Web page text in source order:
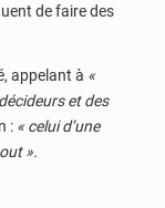
de faire des
appelant à «
et des
: « celui d’une
».